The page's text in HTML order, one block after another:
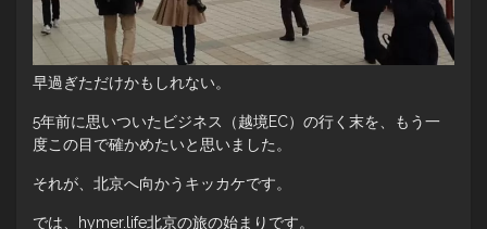
早過ぎただけかもしれない。
5年前に思いついたビジネス（越境EC）の行く末を、もう一
度この目で確かめたいと思いました。
それが、北京へ向かうキッカケです。
では、hymer.life北京の旅の始まりです。